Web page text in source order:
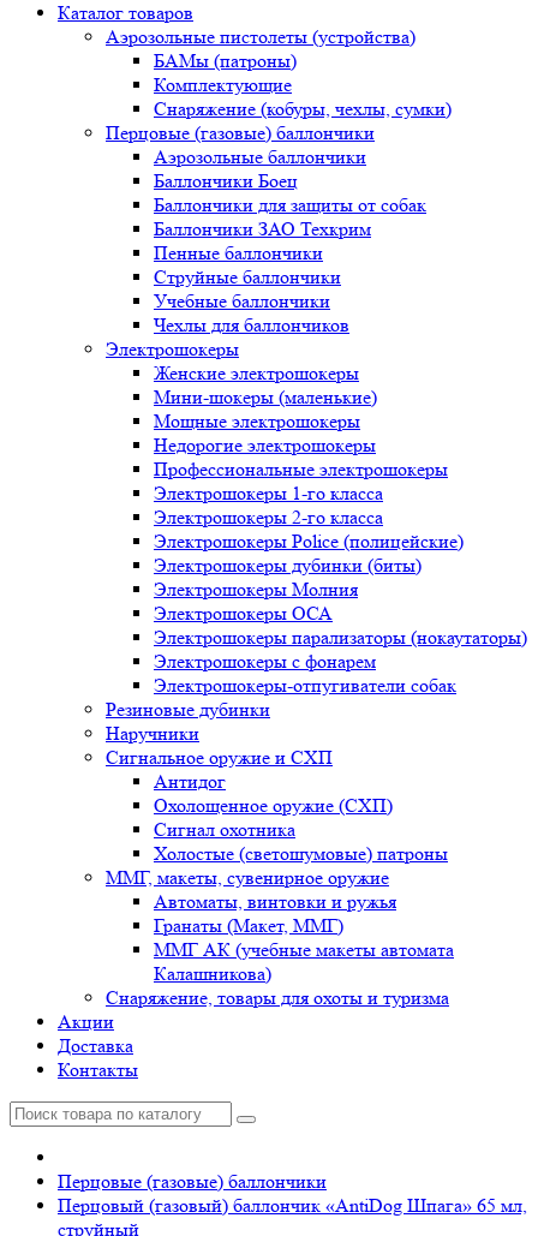
Каталог товаров
Аэрозольные пистолеты (устройства)
БАМы (патроны)
Комплектующие
Снаряжение (кобуры, чехлы, сумки)
Перцовые (газовые) баллончики
Аэрозольные баллончики
Баллончики Боец
Баллончики для защиты от собак
Баллончики ЗАО Техкрим
Пенные баллончики
Струйные баллончики
Учебные баллончики
Чехлы для баллончиков
Электрошокеры
Женские электрошокеры
Мини-шокеры (маленькие)
Мощные электрошокеры
Недорогие электрошокеры
Профессиональные электрошокеры
Электрошокеры 1-го класса
Электрошокеры 2-го класса
Электрошокеры Police (полицейские)
Электрошокеры дубинки (биты)
Электрошокеры Молния
Электрошокеры ОСА
Электрошокеры парализаторы (нокаутаторы)
Электрошокеры с фонарем
Электрошокеры-отпугиватели собак
Резиновые дубинки
Наручники
Сигнальное оружие и СХП
Антидог
Охолощенное оружие (СХП)
Сигнал охотника
Холостые (светошумовые) патроны
ММГ, макеты, сувенирное оружие
Автоматы, винтовки и ружья
Гранаты (Макет, ММГ)
ММГ АК (учебные макеты автомата
Калашникова)
Снаряжение, товары для охоты и туризма
Акции
Доставка
Контакты
Перцовые (газовые) баллончики
Перцовый (газовый) баллончик «AntiDog Шпага» 65 мл,
струйный